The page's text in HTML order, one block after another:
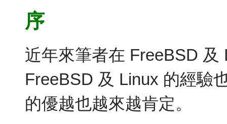
序
近年來筆者在 FreeBSD
FreeBSD 及 Linux 的經驗
的優越也越來越肯定。